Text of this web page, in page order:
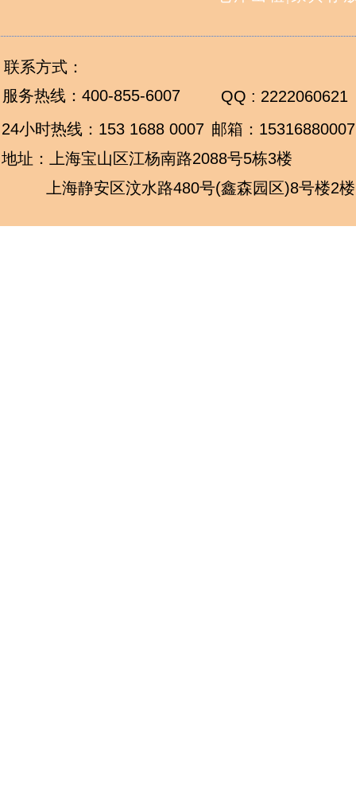
邮箱：
服务热线： 400-855-6007
24小时热线： 153 1688 0007
QQ : 2222060621
上海静安区汶水路480号(鑫森园区)8号楼2楼
地址：上海宝山区江杨南路2088号5栋3楼
联系方式：